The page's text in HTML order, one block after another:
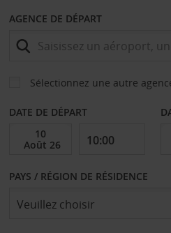
AGENCE DE DÉPART
Sélectionnez une autre
DATE DE DÉPART
PAYS / RÉGION DE RÉSIDENCE